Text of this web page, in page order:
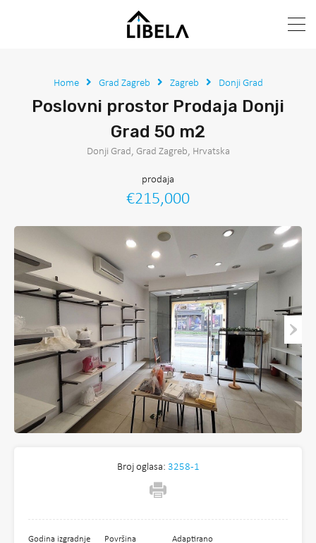
Home Grad Zagreb Zagreb Donji Grad
Poslovni prostor Prodaja Donji
Grad 50 m2
Donji Grad, Grad Zagreb, Hrvatska
prodaja
€215,000
Broj oglasa: 3258-1
Godina izgradnje Površina Adaptirano